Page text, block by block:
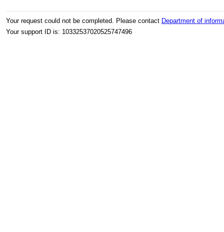
Your request could not be completed. Please contact Department of
Your support ID is: 10332537020525747496